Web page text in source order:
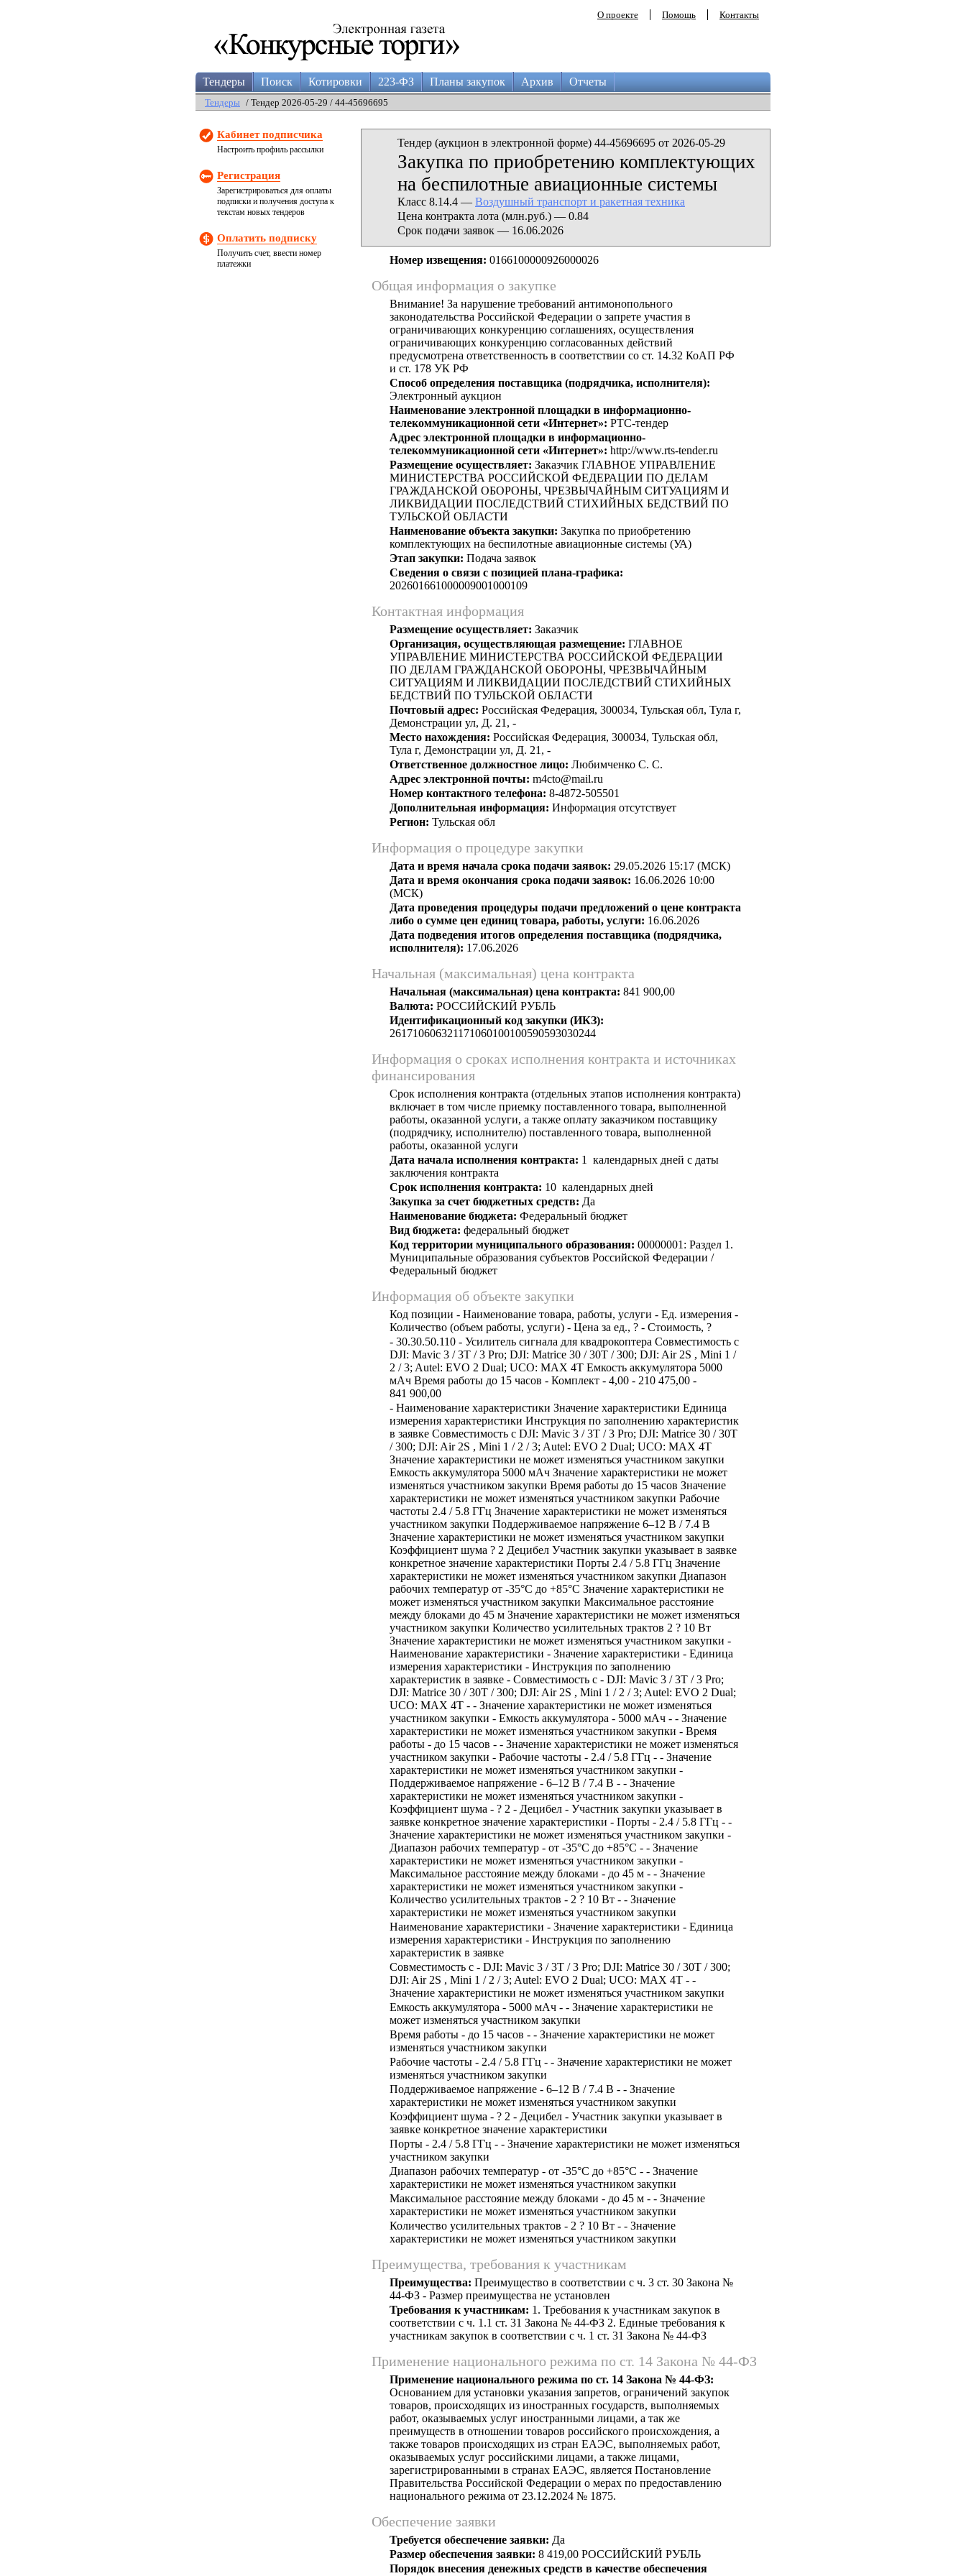
О проекте Помощь Контакты
Тендеры Поиск Котировки 223-ФЗ Планы закупок Архив Отчеты
Тендеры / Тендер 2026-05-29 / 44-45696695
Кабинет подписчика
Настроить профиль рассылки
Регистрация
Зарегистрироваться для оплаты
подписки и получения доступа к
текстам новых тендеров
Оплатить подписку
Получить счет, ввести номер
платежки
Тендер (аукцион в электронной форме) 44-45696695 от 2026-05-29
Закупка по приобретению комплектующих
на беспилотные авиационные системы
Класс 8.14.4 — Воздушный транспорт и ракетная техника
Цена контракта лота (млн.руб.) — 0.84
Срок подачи заявок — 16.06.2026
Номер извещения: 0166100000926000026
Общая информация о закупке
Внимание! За нарушение требований антимонопольного
законодательства Российской Федерации о запрете участия в
ограничивающих конкуренцию соглашениях, осуществления
ограничивающих конкуренцию согласованных действий
предусмотрена ответственность в соответствии со ст. 14.32 КоАП РФ
и ст. 178 УК РФ
Способ определения поставщика (подрядчика, исполнителя):
Электронный аукцион
Наименование электронной площадки в информационно-
телекоммуникационной сети «Интернет»: РТС-тендер
Адрес электронной площадки в информационно-
телекоммуникационной сети «Интернет»: http://www.rts-tender.ru
Размещение осуществляет: Заказчик ГЛАВНОЕ УПРАВЛЕНИЕ
МИНИСТЕРСТВА РОССИЙСКОЙ ФЕДЕРАЦИИ ПО ДЕЛАМ
ГРАЖДАНСКОЙ ОБОРОНЫ, ЧРЕЗВЫЧАЙНЫМ СИТУАЦИЯМ И
ЛИКВИДАЦИИ ПОСЛЕДСТВИЙ СТИХИЙНЫХ БЕДСТВИЙ ПО
ТУЛЬСКОЙ ОБЛАСТИ
Наименование объекта закупки: Закупка по приобретению
комплектующих на беспилотные авиационные системы (УА)
Этап закупки: Подача заявок
Сведения о связи с позицией плана-графика:
202601661000009001000109
Контактная информация
Размещение осуществляет: Заказчик
Организация, осуществляющая размещение: ГЛАВНОЕ
УПРАВЛЕНИЕ МИНИСТЕРСТВА РОССИЙСКОЙ ФЕДЕРАЦИИ
ПО ДЕЛАМ ГРАЖДАНСКОЙ ОБОРОНЫ, ЧРЕЗВЫЧАЙНЫМ
СИТУАЦИЯМ И ЛИКВИДАЦИИ ПОСЛЕДСТВИЙ СТИХИЙНЫХ
БЕДСТВИЙ ПО ТУЛЬСКОЙ ОБЛАСТИ
Почтовый адрес: Российская Федерация, 300034, Тульская обл, Тула г,
Демонстрации ул, Д. 21, -
Место нахождения: Российская Федерация, 300034, Тульская обл,
Тула г, Демонстрации ул, Д. 21, -
Ответственное должностное лицо: Любимченко С. С.
Адрес электронной почты: m4cto@mail.ru
Номер контактного телефона: 8-4872-505501
Дополнительная информация: Информация отсутствует
Регион: Тульская обл
Информация о процедуре закупки
Дата и время начала срока подачи заявок: 29.05.2026 15:17 (МСК)
Дата и время окончания срока подачи заявок: 16.06.2026 10:00
(МСК)
Дата проведения процедуры подачи предложений о цене контракта
либо о сумме цен единиц товара, работы, услуги: 16.06.2026
Дата подведения итогов определения поставщика (подрядчика,
исполнителя): 17.06.2026
Начальная (максимальная) цена контракта
Начальная (максимальная) цена контракта: 841 900,00
Валюта: РОССИЙСКИЙ РУБЛЬ
Идентификационный код закупки (ИКЗ):
261710606321171060100100590593030244
Информация о сроках исполнения контракта и источниках
финансирования
Срок исполнения контракта (отдельных этапов исполнения контракта)
включает в том числе приемку поставленного товара, выполненной
работы, оказанной услуги, а также оплату заказчиком поставщику
(подрядчику, исполнителю) поставленного товара, выполненной
работы, оказанной услуги
Дата начала исполнения контракта: 1 календарных дней с даты
заключения контракта
Срок исполнения контракта: 10 календарных дней
Закупка за счет бюджетных средств: Да
Наименование бюджета: Федеральный бюджет
Вид бюджета: федеральный бюджет
Код территории муниципального образования: 00000001: Раздел 1.
Муниципальные образования субъектов Российской Федерации /
Федеральный бюджет
Информация об объекте закупки
Код позиции - Наименование товара, работы, услуги - Ед. измерения -
Количество (объем работы, услуги) - Цена за ед., ? - Стоимость, ?
- 30.30.50.110 - Усилитель сигнала для квадрокоптера Совместимость с
DJI: Mavic 3 / 3T / 3 Pro; DJI: Matrice 30 / 30T / 300; DJI: Air 2S , Mini 1 /
2 / 3; Autel: EVO 2 Dual; UCO: MAX 4T Емкость аккумулятора 5000
мАч Время работы до 15 часов - Комплект - 4,00 - 210 475,00 -
841 900,00
- Наименование характеристики Значение характеристики Единица
измерения характеристики Инструкция по заполнению характеристик
в заявке Совместимость с DJI: Mavic 3 / 3T / 3 Pro; DJI: Matrice 30 / 30T
/ 300; DJI: Air 2S , Mini 1 / 2 / 3; Autel: EVO 2 Dual; UCO: MAX 4T
Значение характеристики не может изменяться участником закупки
Емкость аккумулятора 5000 мАч Значение характеристики не может
изменяться участником закупки Время работы до 15 часов Значение
характеристики не может изменяться участником закупки Рабочие
частоты 2.4 / 5.8 ГГц Значение характеристики не может изменяться
участником закупки Поддерживаемое напряжение 6–12 В / 7.4 В
Значение характеристики не может изменяться участником закупки
Коэффициент шума ? 2 Децибел Участник закупки указывает в заявке
конкретное значение характеристики Порты 2.4 / 5.8 ГГц Значение
характеристики не может изменяться участником закупки Диапазон
рабочих температур от -35°C до +85°C Значение характеристики не
может изменяться участником закупки Максимальное расстояние
между блоками до 45 м Значение характеристики не может изменяться
участником закупки Количество усилительных трактов 2 ? 10 Вт
Значение характеристики не может изменяться участником закупки -
Наименование характеристики - Значение характеристики - Единица
измерения характеристики - Инструкция по заполнению
характеристик в заявке - Совместимость с - DJI: Mavic 3 / 3T / 3 Pro;
DJI: Matrice 30 / 30T / 300; DJI: Air 2S , Mini 1 / 2 / 3; Autel: EVO 2 Dual;
UCO: MAX 4T - - Значение характеристики не может изменяться
участником закупки - Емкость аккумулятора - 5000 мАч - - Значение
характеристики не может изменяться участником закупки - Время
работы - до 15 часов - - Значение характеристики не может изменяться
участником закупки - Рабочие частоты - 2.4 / 5.8 ГГц - - Значение
характеристики не может изменяться участником закупки -
Поддерживаемое напряжение - 6–12 В / 7.4 В - - Значение
характеристики не может изменяться участником закупки -
Коэффициент шума - ? 2 - Децибел - Участник закупки указывает в
заявке конкретное значение характеристики - Порты - 2.4 / 5.8 ГГц - -
Значение характеристики не может изменяться участником закупки -
Диапазон рабочих температур - от -35°C до +85°C - - Значение
характеристики не может изменяться участником закупки -
Максимальное расстояние между блоками - до 45 м - - Значение
характеристики не может изменяться участником закупки -
Количество усилительных трактов - 2 ? 10 Вт - - Значение
характеристики не может изменяться участником закупки
Наименование характеристики - Значение характеристики - Единица
измерения характеристики - Инструкция по заполнению
характеристик в заявке
Совместимость с - DJI: Mavic 3 / 3T / 3 Pro; DJI: Matrice 30 / 30T / 300;
DJI: Air 2S , Mini 1 / 2 / 3; Autel: EVO 2 Dual; UCO: MAX 4T - -
Значение характеристики не может изменяться участником закупки
Емкость аккумулятора - 5000 мАч - - Значение характеристики не
может изменяться участником закупки
Время работы - до 15 часов - - Значение характеристики не может
изменяться участником закупки
Рабочие частоты - 2.4 / 5.8 ГГц - - Значение характеристики не может
изменяться участником закупки
Поддерживаемое напряжение - 6–12 В / 7.4 В - - Значение
характеристики не может изменяться участником закупки
Коэффициент шума - ? 2 - Децибел - Участник закупки указывает в
заявке конкретное значение характеристики
Порты - 2.4 / 5.8 ГГц - - Значение характеристики не может изменяться
участником закупки
Диапазон рабочих температур - от -35°C до +85°C - - Значение
характеристики не может изменяться участником закупки
Максимальное расстояние между блоками - до 45 м - - Значение
характеристики не может изменяться участником закупки
Количество усилительных трактов - 2 ? 10 Вт - - Значение
характеристики не может изменяться участником закупки
Преимущества, требования к участникам
Преимущества: Преимущество в соответствии с ч. 3 ст. 30 Закона №
44-ФЗ - Размер преимущества не установлен
Требования к участникам: 1. Требования к участникам закупок в
соответствии с ч. 1.1 ст. 31 Закона № 44-ФЗ 2. Единые требования к
участникам закупок в соответствии с ч. 1 ст. 31 Закона № 44-ФЗ
Применение национального режима по ст. 14 Закона № 44-ФЗ
Применение национального режима по ст. 14 Закона № 44-ФЗ:
Основанием для установки указания запретов, ограничений закупок
товаров, происходящих из иностранных государств, выполняемых
работ, оказываемых услуг иностранными лицами, а так же
преимуществ в отношении товаров российского происхождения, а
также товаров происходящих из стран ЕАЭС, выполняемых работ,
оказываемых услуг российскими лицами, а также лицами,
зарегистрированными в странах ЕАЭС, является Постановление
Правительства Российской Федерации о мерах по предоставлению
национального режима от 23.12.2024 № 1875.
Обеспечение заявки
Требуется обеспечение заявки: Да
Размер обеспечения заявки: 8 419,00 РОССИЙСКИЙ РУБЛЬ
Порядок внесения денежных средств в качестве обеспечения